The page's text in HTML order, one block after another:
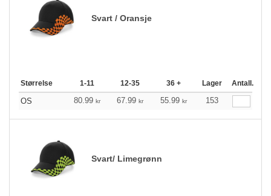
Svart / Oransje
Størrelse 1-11 12-35 36 + Lager Antall.
OS 80.99 kr 67.99 kr 55.99 kr 153
Svart/ Limegrønn